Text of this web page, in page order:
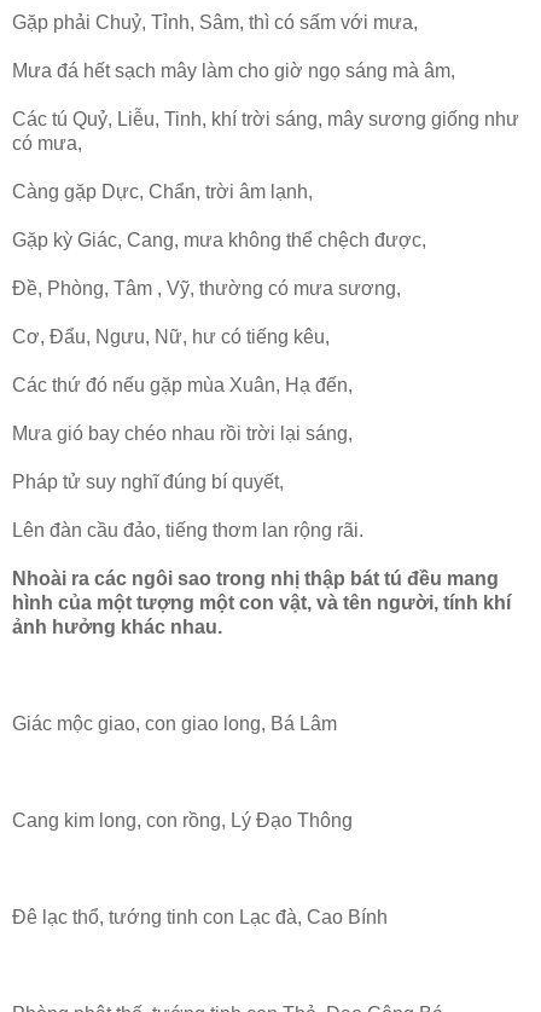
Gặp phải Chuỷ, Tỉnh, Sâm, thì có sấm với mưa,
Mưa đá hết sạch mây làm cho giờ ngọ sáng mà âm,
Các tú Quỷ, Liễu, Tinh, khí trời sáng, mây sương giống như
có mưa,
Càng gặp Dực, Chẩn, trời âm lạnh,
Gặp kỳ Giác, Cang, mưa không thể chệch được,
Đề, Phòng, Tâm , Vỹ, thường có mưa sương,
Cơ, Đẩu, Ngưu, Nữ, hư có tiếng kêu,
Các thứ đó nếu gặp mùa Xuân, Hạ đến,
Mưa gió bay chéo nhau rồi trời lại sáng,
Pháp tử suy nghĩ đúng bí quyết,
Lên đàn cầu đảo, tiếng thơm lan rộng rãi.
Nhoài ra các ngôi sao trong nhị thập bát tú đều mang
hình của một tượng một con vật, và tên người, tính khí
ảnh hưởng khác nhau.
Giác mộc giao, con giao long, Bá Lâm
Cang kim long, con rồng, Lý Đạo Thông
Đê lạc thổ, tướng tinh con Lạc đà, Cao Bính